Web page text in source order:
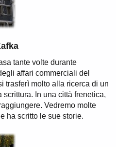
tante volte durante
affari commerciali del
trasferì molto alla ricerca di un
In una città frenetica,
Vedremo molte
ha scritto le sue storie.